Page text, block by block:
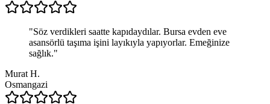
"Söz verdikleri saatte kapıdaydılar. Bursa evden eve
asansörlü taşıma işini layıkıyla yapıyorlar. Emeğinize
sağlık."
Murat H.
Osmangazi